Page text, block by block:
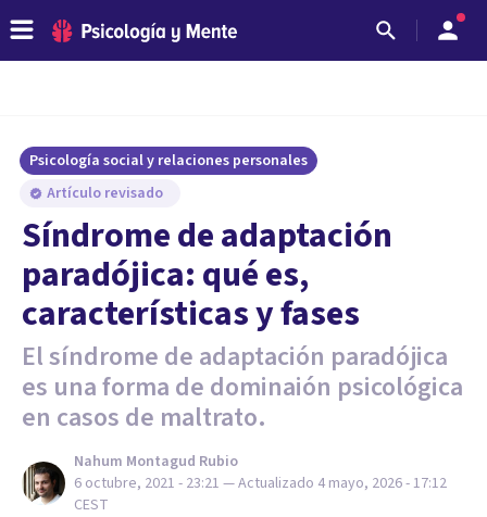
Psicología social y relaciones personales
Artículo revisado
Síndrome de adaptación
paradójica: qué es,
características y fases
El síndrome de adaptación paradójica
es una forma de dominaión psicológica
en casos de maltrato.
Nahum Montagud Rubio
6 octubre, 2021 - 23:21 — Actualizado 4 mayo, 2026 - 17:12
CEST